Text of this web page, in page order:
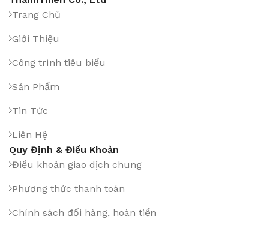
Trang Chủ
Giới Thiệu
Công trình tiêu biểu
Sản Phẩm
Tin Tức
Liên Hệ
Quy Định & Điều Khoản
Điều khoản giao dịch chung
Phương thức thanh toán
Chính sách đổi hàng, hoàn tiền